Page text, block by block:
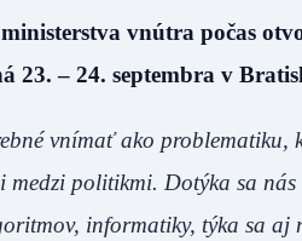
vnútra počas
23. – 24. septembra v
vnímať ako
politikmi. Dotýka sa
informatiky, týka sa aj